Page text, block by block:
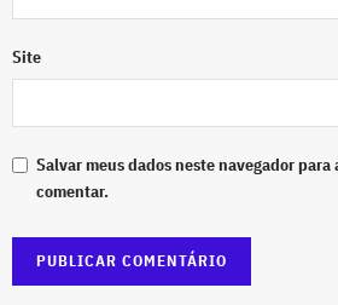
Site
Salvar meus dados neste navegador para
comentar.